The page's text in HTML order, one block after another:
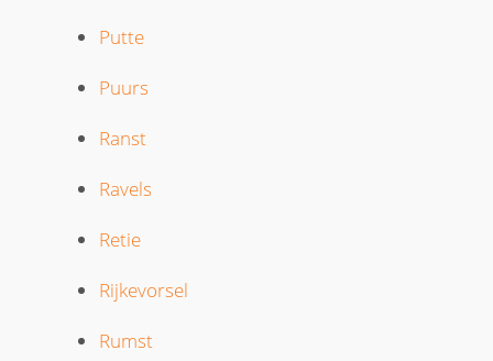
Putte
Puurs
Ranst
Ravels
Retie
Rijkevorsel
Rumst